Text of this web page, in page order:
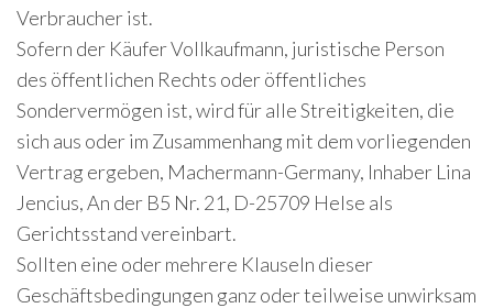
Verbraucher ist.
Sofern der Käufer Vollkaufmann, juristische Person
des öffentlichen Rechts oder öffentliches
Sondervermögen ist, wird für alle Streitigkeiten, die
sich aus oder im Zusammenhang mit dem vorliegenden
Vertrag ergeben, Machermann-Germany, Inhaber Lina
Jencius, An der B5 Nr. 21, D-25709 Helse als
Gerichtsstand vereinbart.
Sollten eine oder mehrere Klauseln dieser
Geschäftsbedingungen ganz oder teilweise unwirksam